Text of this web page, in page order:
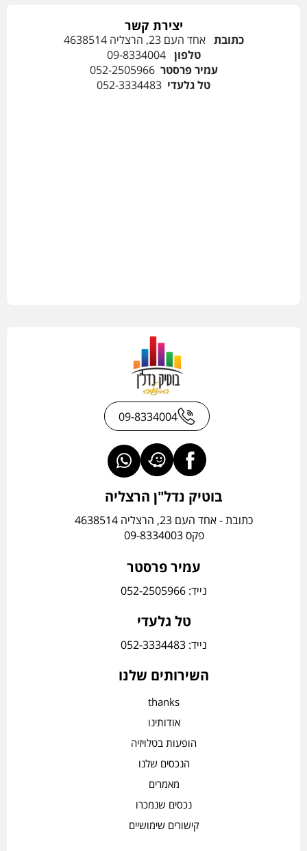
יצירת קשר
כתובת אחד העם 23, הרצליה 4638514
טלפון09-8334004
עמיר פרסטר052-2505966
טל גלעדי 052-3334483
09-8334004
בוטיק נדל"ן הרצליה
כתובת - אחד העם 23, הרצליה 4638514
פקס 09-8334003
עמיר פרסטר
נייד: 052-2505966
טל גלעדי
נייד: 052-3334483
השירותים שלנו
thanks
אודותינו
הופעות בטלויזיה
הנכסים שלנו
מאמרים
נכסים שנמכרו
קישורים שימושיים